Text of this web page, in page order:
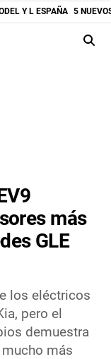
Y L ESPAÑA 5
más
GLE
los eléctricos
pero el
demuestra
más